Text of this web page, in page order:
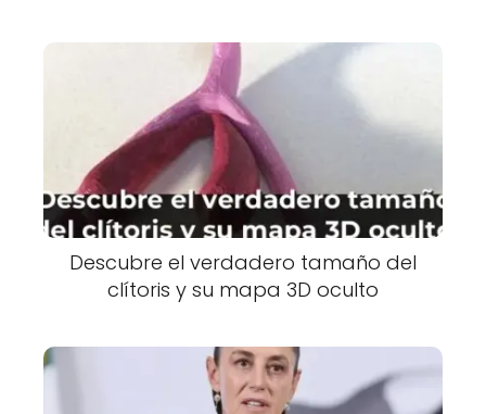
Descubre el verdadero tamaño del
clítoris y su mapa 3D oculto